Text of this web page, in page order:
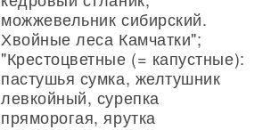
можжевельник сибирский.
Хвойные леса Камчатки";
"Крестоцветные (= капустные):
пастушья сумка, желтушник
левкойный, сурепка
пряморогая, ярутка